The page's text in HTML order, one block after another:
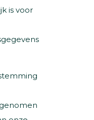
is voor